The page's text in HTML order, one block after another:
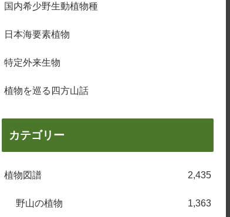
国内希少野生動植物種
日本海要素植物
特定外来生物
植物を巡る四方山話
カテゴリー
植物図譜 2,435
野山の植物 1,363